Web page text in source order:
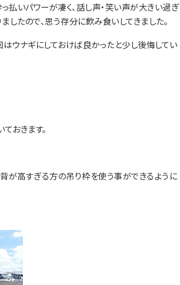
いパワーが凄く、話し声・笑い声が大きい過ぎ
たので、思う存分に飲み食いしてきました。
ウナギにしておけば良かったと少し後悔してい
おきます。
が高すぎる方の吊り枠を使う事ができるように